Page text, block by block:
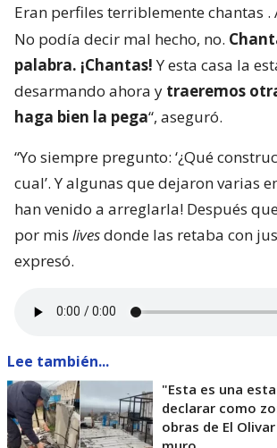
Eran perfiles terriblemente chantas .
No podía decir mal hecho, no.
palabra. ¡Chantas!Y esta casa la
desarmando ahora y traeremos
haga bien la pega“, aseguró.
“Yo siempre pregunto: ‘¿Qué
cual’. Y algunas que dejaron varias
han venido a arreglarla! Después
por mis livesdonde las retaba con
expresó.
Lee también...
"Esta es una
declarar como
obras de El